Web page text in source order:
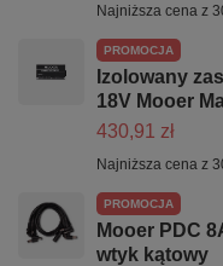
Najniższa cena z
PROMOCJA
Izolowany
18V Mooer
430,91 zł
Najniższa cena z
PROMOCJA
Mooer PDC
wtyk kątowy